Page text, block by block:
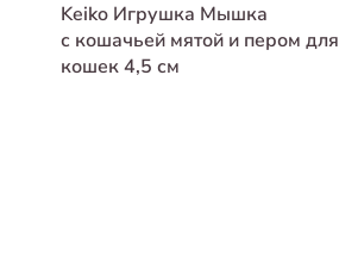
Keiko Игрушка Мышка
с кошачьей мятой и пером для
кошек 4,5 см